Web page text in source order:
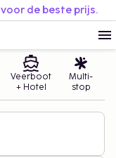
de beste prijs.
Veerboot
+ Hotel
Multi-
stop